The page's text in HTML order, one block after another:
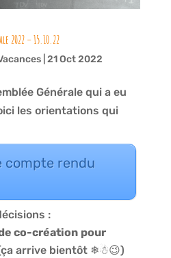
2022 – 15.10.22
| 21 Oct 2022
Générale qui a eu
les orientations qui
compte rendu
:
co-création pour
arrive bientôt ❄☃😉)